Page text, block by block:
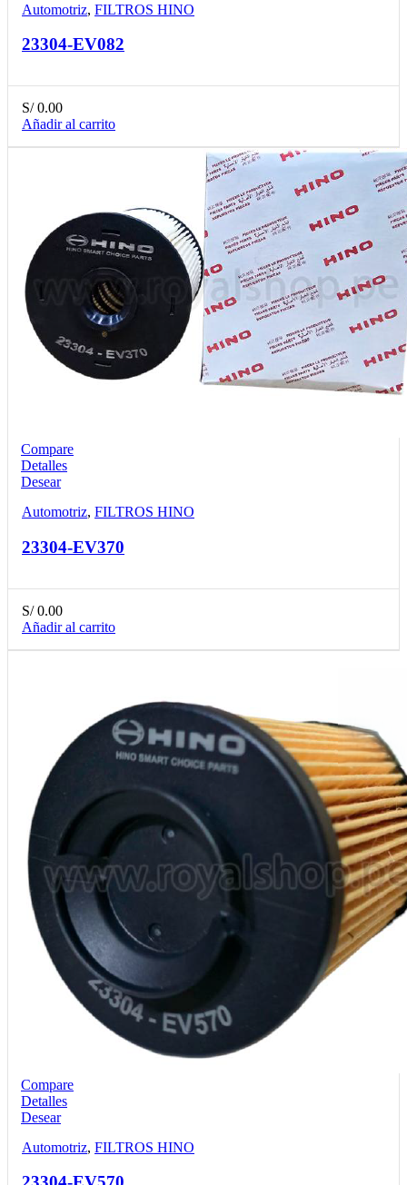
Automotriz, FILTROS HINO
23304-EV082
S/0.00
Añadir al carrito
Compare
Detalles
Desear
Automotriz, FILTROS HINO
23304-EV370
S/0.00
Añadir al carrito
Compare
Detalles
Desear
Automotriz, FILTROS HINO